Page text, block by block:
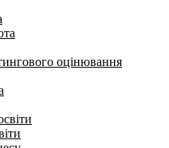
оцінювання